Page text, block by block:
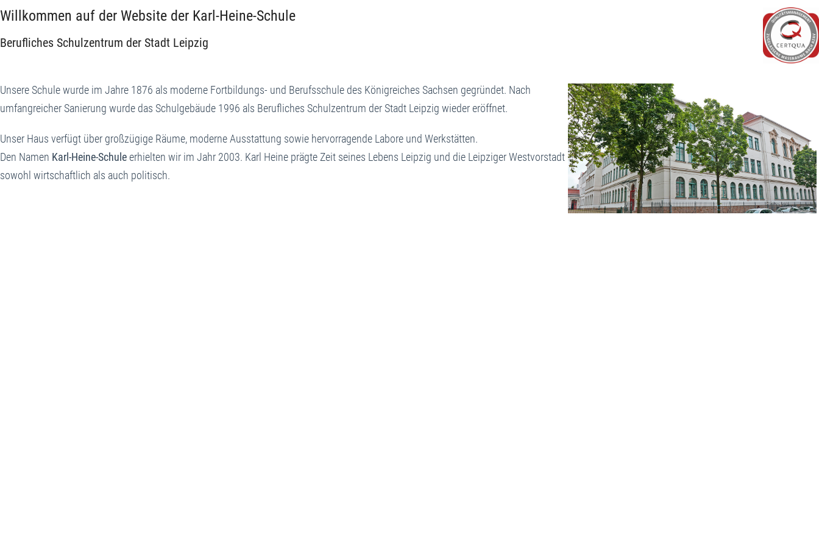
Willkommen auf der Website der Karl-Heine-Schule
Berufliches Schulzentrum der Stadt Leipzig
Unsere Schule wurde im Jahre 1876 als moderne Fortbildungs- und Berufsschule des Königreiches Sachsen gegründet. Nach
umfangreicher Sanierung wurde das Schulgebäude 1996 als Berufliches Schulzentrum der Stadt Leipzig wieder eröffnet.
Unser Haus verfügt über großzügige Räume, moderne Ausstattung sowie hervorragende Labore und Werkstätten.
Den Namen Karl-Heine-Schuleerhielten wir im Jahr 2003. Karl Heine prägte Zeit seines Lebens Leipzig und die Leipziger Westvorstadt
sowohl wirtschaftlich als auch politisch.